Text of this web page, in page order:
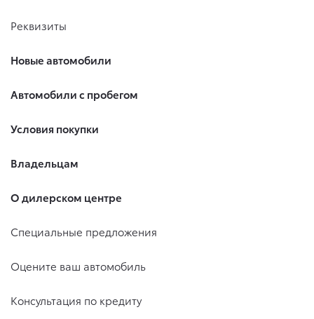
Реквизиты
Новые автомобили
Автомобили с пробегом
Условия покупки
Владельцам
О дилерском центре
Специальные предложения
Оцените ваш автомобиль
Консультация по кредиту